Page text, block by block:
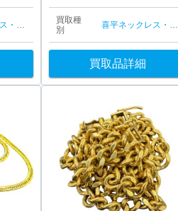
喜平ネックレス・ブレスレット
買取種
別
喜平ネックレス・ブレスレット
買取品詳細